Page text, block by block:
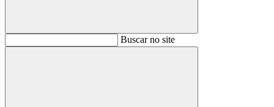
BuscarBuscar no site